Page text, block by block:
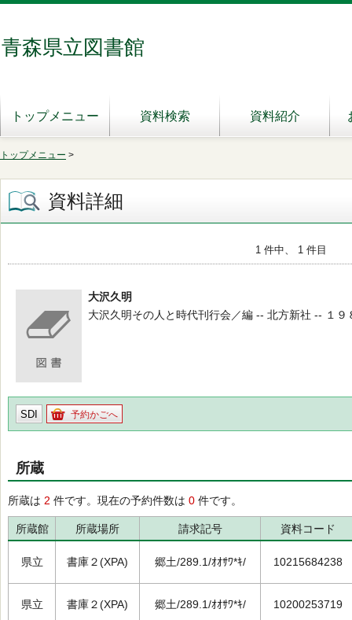
青森県立図書館
トップメニュー 資料検索 資料紹介
トップメニュー >
資料詳細
1 件中、 1 件目
大沢久明
大沢久明その人と時代刊行会／編 -- 北方新社 -- １９
SDI 予約かごへ
所蔵
所蔵は 2 件です。現在の予約件数は 0 件です。
所蔵館 所蔵場所 請求記号 資料コード
県立 書庫２(XPA) 郷土/289.1/ｵｵｻﾜ*ｷ/ 10215684238
県立 書庫２(XPA) 郷土/289.1/ｵｵｻﾜ*ｷ/ 10200253719